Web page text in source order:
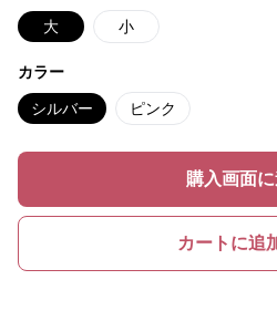
大 小
カラー
シルバー ピンク
購入画面
カートに追